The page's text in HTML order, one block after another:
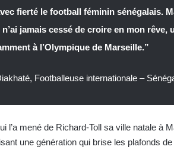
fierté le football féminin sénégalais.
jamais cessé de croire en mon rêve,
à l’Olympique de Marseille.”
Footballeuse internationale –
l’a mené de Richard-Toll sa ville natale à
une génération qui brise les plafonds